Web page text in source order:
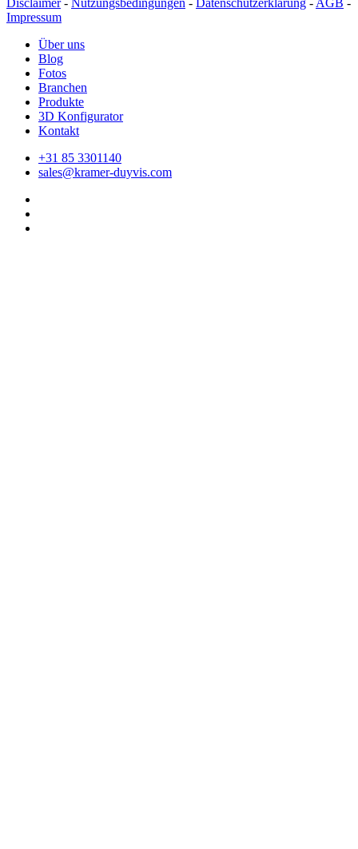
Disclaimer- Nutzungsbedingungen - Datenschutzerklärung -AGB -
Impressum
Über uns
Blog
Fotos
Branchen
Produkte
3D Konfigurator
Kontakt
+31 85 3301140
sales@kramer-duyvis.com